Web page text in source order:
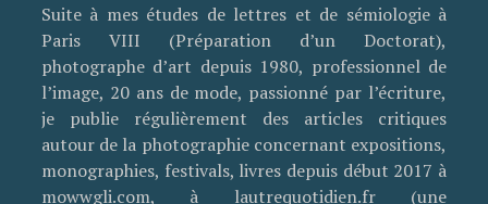
Suite à mes études de lettres et de sémiologie à
Paris VIII (Préparation d’un Doctorat),
photographe d’art depuis 1980, professionnel de
l’image, 20 ans de mode, passionné par l’écriture,
je publie régulièrement des articles critiques
autour de la photographie concernant expositions,
monographies, festivals, livres depuis début 2017 à
mowwgli.com, à lautrequotidien.fr (une